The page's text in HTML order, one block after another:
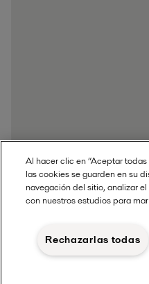
Al hacer clic en “Aceptar
las cookies se guarden en su
navegación del sitio, analizar
con nuestros estudios para
Rechazarlas todas